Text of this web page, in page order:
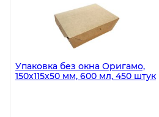
Упаковка без окна Оригамо,
150х115х50 мм, 600 мл, 450 штук